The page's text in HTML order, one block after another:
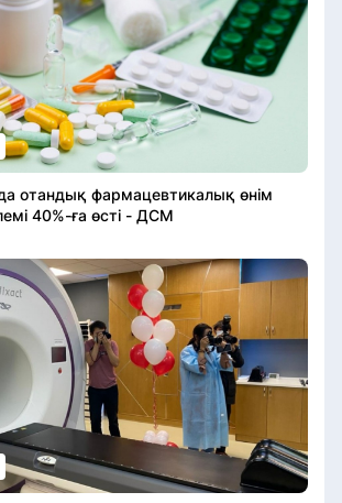
отандық фармацевтикалық өнім
40%-ға өсті - ДСМ